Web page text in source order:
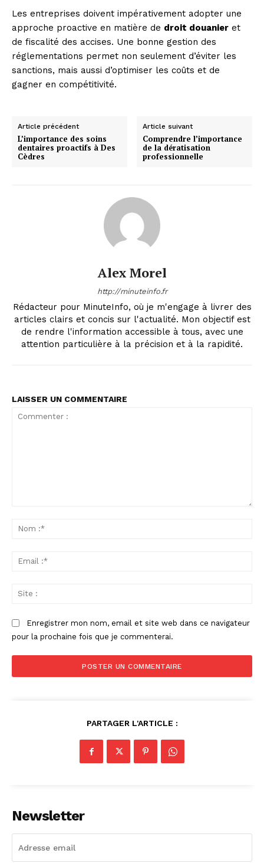
SUBSCRIBE NOW
About
Contact us
Les entreprises doivent impérativement adopter une
approche proactive en matière de droit douanier et
de fiscalité des accises. Une bonne gestion des
réglementations permet non seulement d’éviter les
sanctions, mais aussi d’optimiser les coûts et de
gagner en compétitivité.
Article précédent
L’importance des soins
dentaires proactifs à Des
Cèdres
Article suivant
Comprendre l’importance
de la dératisation
professionnelle
Alex Morel
http://minuteinfo.fr
Rédacteur pour MinuteInfo, où je m'engage à livrer des
articles clairs et concis sur l'actualité. Mon objectif est
de rendre l'information accessible à tous, avec une
attention particulière à la précision et à la rapidité.
LAISSER UN COMMENTAIRE
Enregistrer mon nom, email et site web dans ce navigateur
pour la prochaine fois que je commenterai.
PARTAGER L'ARTICLE :
Newsletter